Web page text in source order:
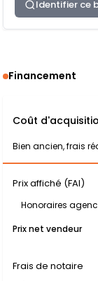
Identifier ce
Financement
Coût
Bien ancien, frais
Prix affiché (FAI)
Honoraires
Prix net vendeur
Frais de notaire